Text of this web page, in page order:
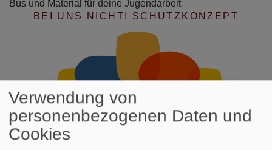
Bus und Material für deine Jugendarbeit
BEI UNS NICHT! SCHUTZKONZEPT
Gemeinsam gegen sexuellen Missbrauch
Verwendung von
personenbezogenen Daten und
Cookies